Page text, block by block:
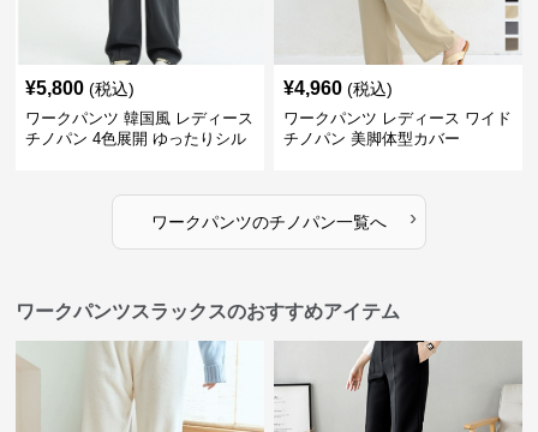
¥5,800 (税込)
ワークパンツ 韓国風 レディース
チノパン 4色展開 ゆったりシル
¥4,960 (税込)
ワークパンツ レディース ワイド
チノパン 美脚体型カバー
ワークパンツのチノパン一覧へ ›
ワークパンツスラックスのおすすめアイテム